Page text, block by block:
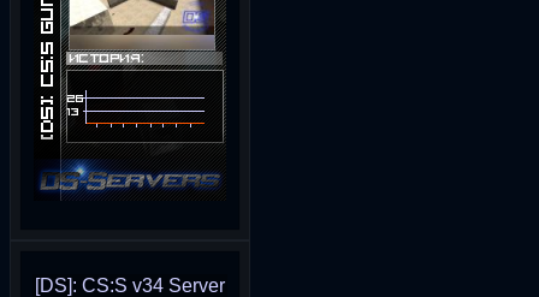
[DS]: CS:S v34 Server